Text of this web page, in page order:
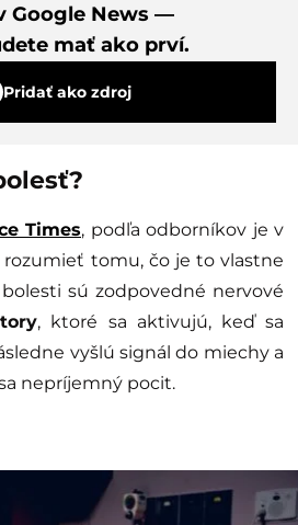
Google News —
mať ako prví.
Pridať ako zdroj
Times, podľa odborníkov je v
tomu, čo je to vlastne
sú zodpovedné nervové
, ktoré sa aktivujú, keď sa
vyšlú signál do miechy a
nepríjemný pocit.